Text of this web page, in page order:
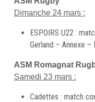
Dimanche 24 mars :
ESPOIRS U22 :
Gerland – Annexe –
ASM Romagnat
Samedi 23 mars :
Cadettes : match